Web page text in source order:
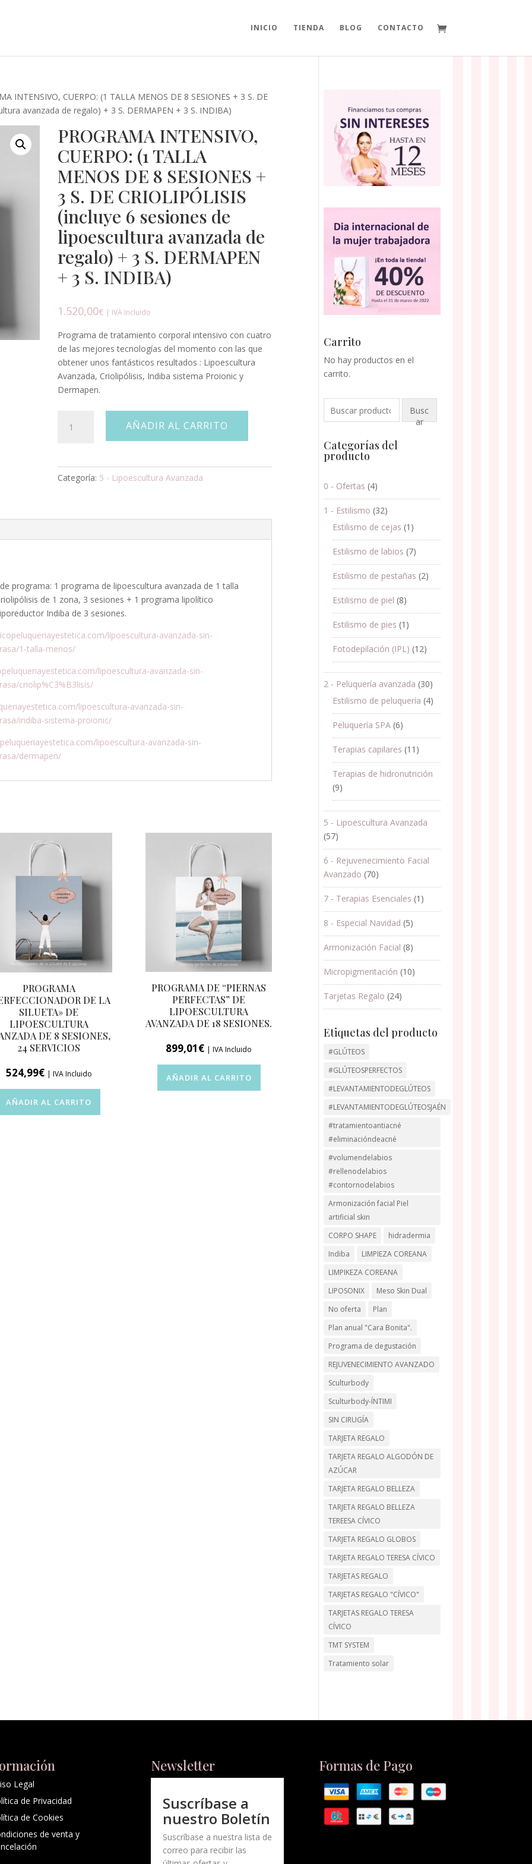
INICIO TIENDA BLOG CONTACTO
INTENSIVO, CUERPO: (1 TALLA MENOS DE 8 SESIONES + 3 S. DE
avanzada de regalo) + 3 S. DERMAPEN + 3 S. INDIBA)
PROGRAMA INTENSIVO,
CUERPO: (1 TALLA
MENOS DE 8 SESIONES +
3 S. DE CRIOLIPÓLISIS
(incluye 6 sesiones de
lipoescultura avanzada de
regalo) + 3 S. DERMAPEN
+ 3 S. INDIBA)
1.520,00€ | IVA Incluido
Programa de tratamiento corporal intensivo con cuatro
de las mejores tecnologías del momento con las que
obtener unos fantásticos resultados : Lipoescultura
Avanzada, Criolipólisis, Indiba sistema Proionic y
Dermapen.
INTENSIVO,
MENOS
+
CRIOLIPÓLISIS
(incluye
sesiones
de
avanzada
de
regalo)
+
S.
DERMAPEN
AÑADIR AL CARRITO
Categoría: 5 - Lipoescultura Avanzada
programa: 1 programa de lipoescultura avanzada de 1 talla
de 1 zona, 3 sesiones + 1 programa lipolítico
Indiba de 3 sesiones.
lipoescultura-avanzada-sin-
1-talla-menos/
lipoescultura-avanzada-sin-
criolip%C3%B3lisis/
lipoescultura-avanzada-sin-
indiba-sistema-proionic/
lipoescultura-avanzada-sin-
dermapen/
PROGRAMA
DE LA
SILUETA» DE
LIPOESCULTURA
DE 8 SESIONES,
24 SERVICIOS
524,99€ | IVA Incluido
AÑADIR AL CARRITO
PROGRAMA DE “PIERNAS
PERFECTAS” DE
LIPOESCULTURA
AVANZADA DE 18 SESIONES.
899,01€ | IVA Incluido
AÑADIR AL CARRITO
Carrito
No hay productos en el
carrito.
Busc
ar
Categorías del
producto
0 - Ofertas (4)
1 - Estilismo (32)
Estilismo de cejas (1)
Estilismo de labios (7)
Estilismo de pestañas (2)
Estilismo de piel (8)
Estilismo de pies (1)
Fotodepilación (IPL) (12)
2 - Peluquería avanzada (30)
Estilismo de peluquería (4)
Peluquería SPA (6)
Terapias capilares (11)
Terapias de hidronutrición
(9)
5 - Lipoescultura Avanzada
(57)
6 - Rejuvenecimiento Facial
Avanzado (70)
7 - Terapias Esenciales (1)
8 - Especial Navidad (5)
Armonización Facial (8)
Micropigmentación (10)
Tarjetas Regalo (24)
Etiquetas del producto
#GLÚTEOS
#GLÚTEOSPERFECTOS
#LEVANTAMIENTODEGLÚTEOS
#LEVANTAMIENTODEGLÚTEOSJAÉN
#tratamientoantiacné
#eliminacióndeacné
#volumendelabios
#rellenodelabios
#contornodelabios
Armonización facial Piel
artificial skin
CORPO SHAPE
hidradermia
Indiba
LIMPIEZA COREANA
LIMPIKEZA COREANA
LIPOSONIX
Meso Skin Dual
No oferta
Plan
Plan anual "Cara Bonita".
Programa de degustación
REJUVENECIMIENTO AVANZADO
Sculturbody
Sculturbody-ÍNTIMI
SIN CIRUGÍA
TARJETA REGALO
TARJETA REGALO ALGODÓN DE
AZÚCAR
TARJETA REGALO BELLEZA
TARJETA REGALO BELLEZA
TEREESA CÍVICO
TARJETA REGALO GLOBOS
TARJETA REGALO TERESA CÍVICO
TARJETAS REGALO
TARJETAS REGALO "CÍVICO"
TARJETAS REGALO TERESA
CÍVICO
TMT SYSTEM
Tratamiento solar
Legal
de Privacidad
de Cookies
de venta y
Newsletter
Suscríbase a
nuestro Boletín
Suscríbase a nuestra lista de
correo para recibir las
Formas de Pago